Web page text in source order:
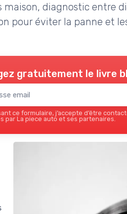
diagnostic entre
pour éviter la panne et
gratuitement le livre
ce formulaire, j’accepte d’être
par La piece auto et ses partenaires.